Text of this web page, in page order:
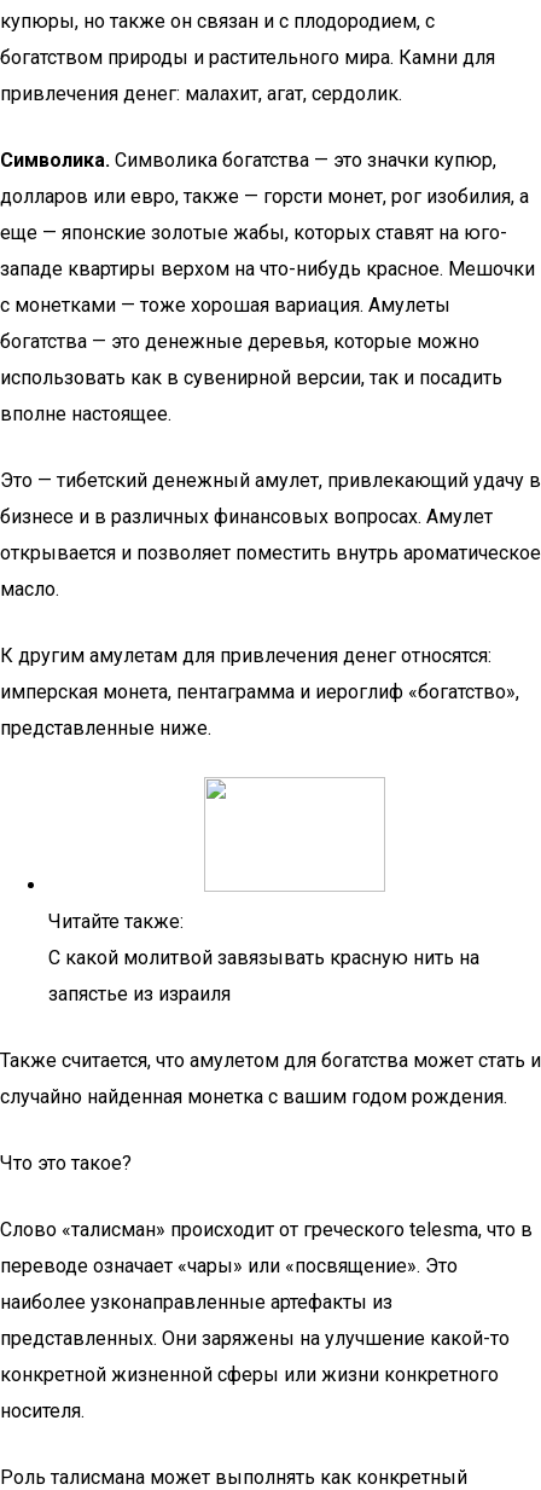
купюры, но также он связан и с плодородием, с
богатством природы и растительного мира. Камни для
привлечения денег: малахит, агат, сердолик.
Символика. Символика богатства — это значки купюр,
долларов или евро, также — горсти монет, рог изобилия, а
еще — японские золотые жабы, которых ставят на юго-
западе квартиры верхом на что-нибудь красное. Мешочки
с монетками — тоже хорошая вариация. Амулеты
богатства — это денежные деревья, которые можно
использовать как в сувенирной версии, так и посадить
вполне настоящее.
Это — тибетский денежный амулет, привлекающий удачу в
бизнесе и в различных финансовых вопросах. Амулет
открывается и позволяет поместить внутрь ароматическое
масло.
К другим амулетам для привлечения денег относятся:
имперская монета, пентаграмма и иероглиф «богатство»,
представленные ниже.
Читайте также:
С какой молитвой завязывать красную нить на
запястье из израиля
Также считается, что амулетом для богатства может стать и
случайно найденная монетка с вашим годом рождения.
Что это такое?
Слово «талисман» происходит от греческого telesma, что в
переводе означает «чары» или «посвящение». Это
наиболее узконаправленные артефакты из
представленных. Они заряжены на улучшение какой-то
конкретной жизненной сферы или жизни конкретного
носителя.
Роль талисмана может выполнять как конкретный